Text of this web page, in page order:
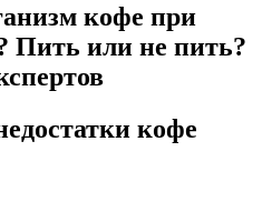
кофе при
Пить или не пить?
кофе